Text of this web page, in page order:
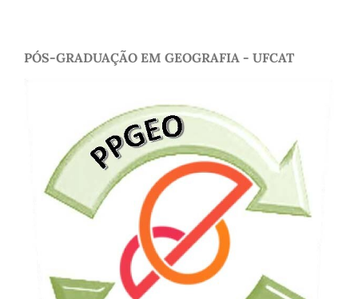
PÓS-GRADUAÇÃO EM GEOGRAFIA - UFCAT